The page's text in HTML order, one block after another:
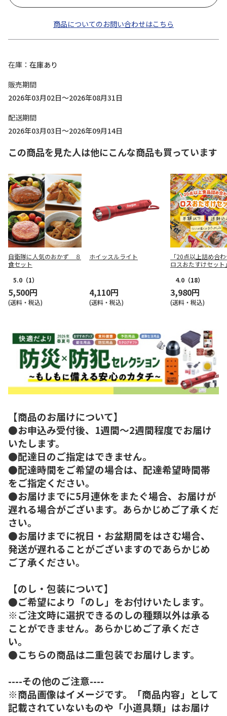
商品についてのお問い合わせはこちら
在庫
在庫あり
販売期間
2026年03月02日～2026年08月31日
配送期間
2026年03月03日～2026年09月14日
この商品を見た人は他にこんな商品も買っています
自衛隊に人気のおかず ８
食セット
5.0 （1）
5,500円
(送料・税込)
ホイッスルライト
4,110円
(送料・税込)
「20点以上詰め合
ロスおたすけセット
4.0 （18）
3,980円
(送料・税込)
【商品のお届けについて】
●お申込み受付後、1週間～2週間程度でお届け
いたします。
●配達日のご指定はできません。
●配達時間をご希望の場合は、配達希望時間帯
をご指定ください。
●お届けまでに5月連休をまたぐ場合、お届けが
遅れる場合がございます。あらかじめご了承くだ
さい。
●お届けまでに祝日・お盆期間をはさむ場合、
発送が遅れることがございますのであらかじめ
ご了承ください。
【のし・包装について】
●ご希望により「のし」をお付けいたします。
※ご注文時に選択できるのしの種類以外は承る
ことができません。あらかじめご了承くださ
い。
●こちらの商品は二重包装でお届けします。
----その他のご注意----
※商品画像はイメージです。「商品内容」として
記載されていないものや「小道具類」はお届け